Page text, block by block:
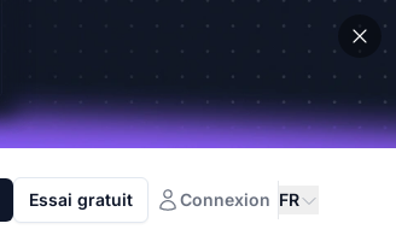
Essai gratuit Connexion FR